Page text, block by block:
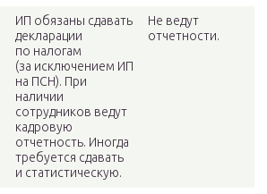
ИП обязаны сдавать
декларации
по налогам
(за исключением ИП
на ПСН). При
наличии
сотрудников ведут
кадровую
отчетность. Иногда
требуется сдавать
и статистическую.
Не ведут
отчетности.